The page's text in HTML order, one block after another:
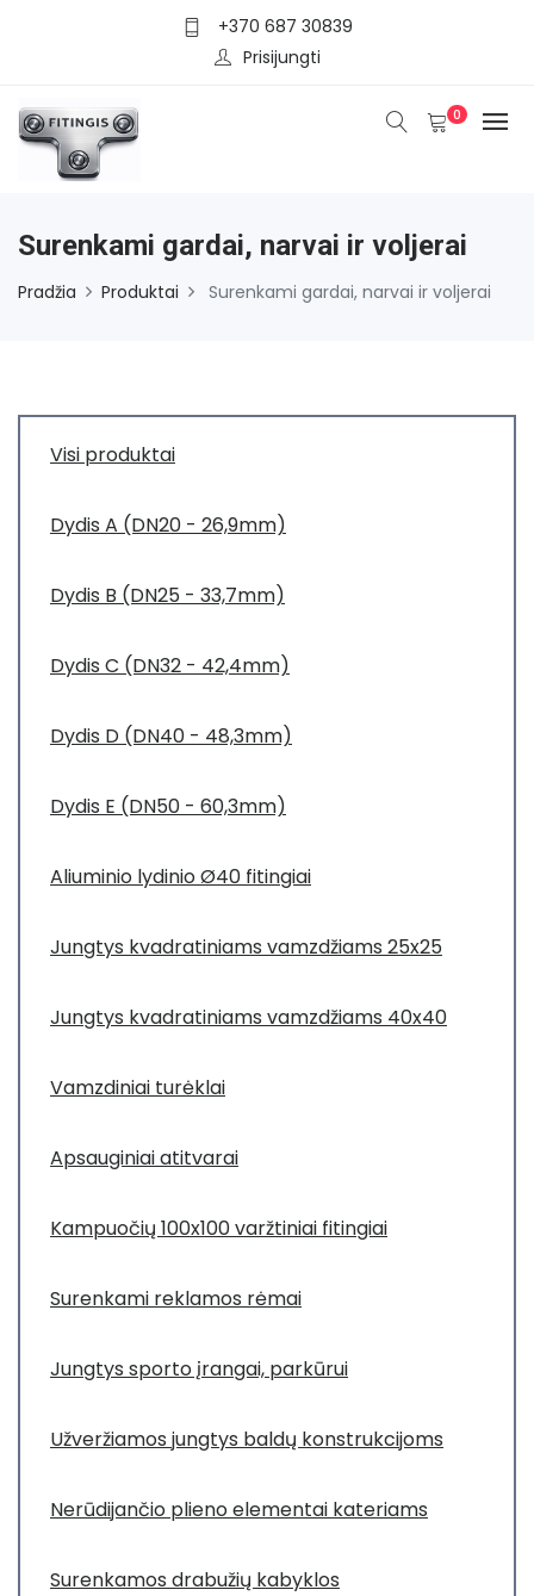
+370 687 30839
Prisijungti
0
Surenkami gardai, narvai ir voljerai
Pradžia Produktai Surenkami gardai, narvai ir voljerai
Visi produktai
Dydis A (DN20 - 26,9mm)
Dydis B (DN25 - 33,7mm)
Dydis C (DN32 - 42,4mm)
Dydis D (DN40 - 48,3mm)
Dydis E (DN50 - 60,3mm)
Aliuminio lydinio Ø40 fitingiai
Jungtys kvadratiniams vamzdžiams 25x25
Jungtys kvadratiniams vamzdžiams 40x40
Vamzdiniai turėklai
Apsauginiai atitvarai
Kampuočių 100x100 varžtiniai fitingiai
Surenkami reklamos rėmai
Jungtys sporto įrangai, parkūrui
Užveržiamos jungtys baldų konstrukcijoms
Nerūdijančio plieno elementai kateriams
Surenkamos drabužių kabyklos